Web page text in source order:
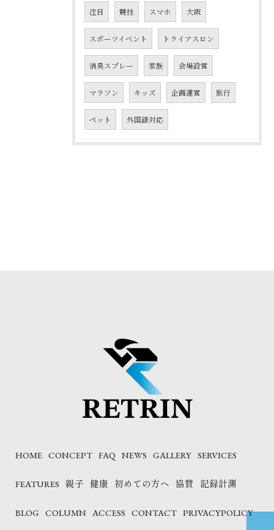
注目 競技 スマホ 大阪
スポーツイベント トライアスロン
消臭スプレー 家族 会場設営
マラソン キッズ 企画運営 旅行
ペット 外国語対応
HOME CONCEPT FAQ NEWS GALLERY SERVICES
FEATURES 親子 健康 初めての方へ 協賛 記録計測
BLOG COLUMN ACCESS CONTACT PRIVACYPOLICY